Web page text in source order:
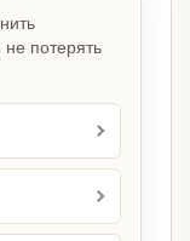
не потерять